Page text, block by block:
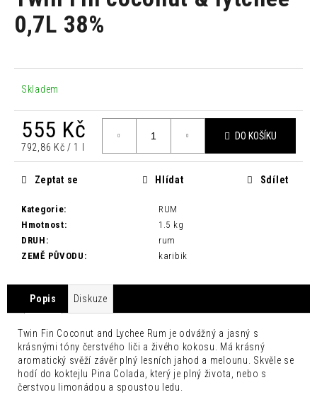
0,0
z0,7L 38%
Skladem
555 Kč
Měrná
cena:
792,86 Kč / 1 l
DO KOŠÍKU
Kategorie:
RUM
Hmotnost:
1.5 kg
DRUH :
rum
ZEMĚ PŮVODU : karibik
Zeptat se Hlídat Sdílet
Popis Diskuze
Twin Fin Coconut and Lychee Rum je odvážný a jasný s
krásnými tóny čerstvého liči a živého kokosu. Má krásný
aromatický svěží závěr plný lesních jahod a melounu. Skvěle se
hodí do koktejlu Pina Colada, který je plný života, nebo s
čerstvou limonádou a spoustou ledu.
a
j
t
?
HLEDAT
D
o
p
r
č
u
j
e
m
e